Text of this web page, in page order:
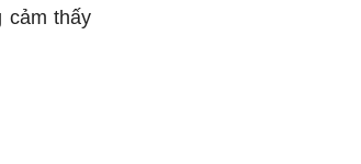
cảm thấy